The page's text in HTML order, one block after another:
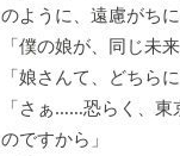
のように、遠慮がち
「僕の娘が、同じ未
「娘さんて、どちらに
「さぁ……恐らく、
のですから」